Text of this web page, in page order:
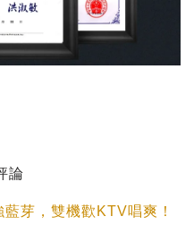
論
芽，雙機歡KTV唱爽！